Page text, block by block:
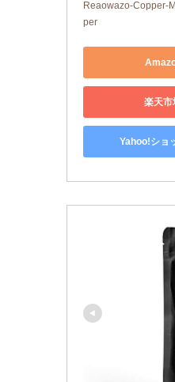
Reaowazo-Copper-
per
楽天市
Yahoo!ショ